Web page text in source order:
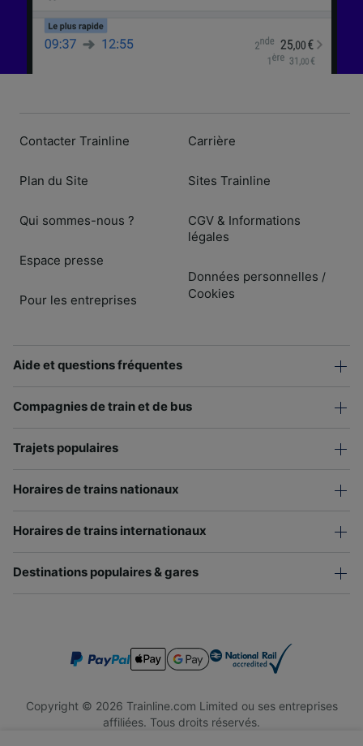
Contacter Trainline
Plan du Site
Qui sommes-nous ?
Espace presse
Pour les entreprises
Carrière
Sites Trainline
CGV & Informations
légales
Données personnelles /
Cookies
Aide et questions fréquentes
Compagnies de train et de bus
Trajets populaires
Horaires de trains nationaux
Horaires de trains internationaux
Destinations populaires & gares
Copyright © 2026 Trainline.com Limited ou ses entreprises
affiliées. Tous droits réservés.